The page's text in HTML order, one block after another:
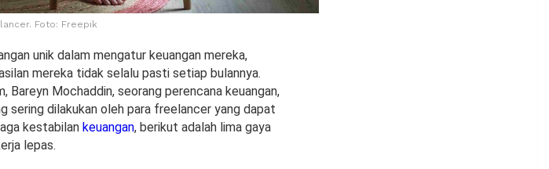
Foto: Freepik
unik dalam mengatur keuangan mereka,
mereka tidak selalu pasti setiap bulannya.
Bareyn Mochaddin, seorang perencana keuangan,
sering dilakukan oleh para freelancer yang dapat
kestabilan keuangan, berikut adalah lima gaya
lepas.